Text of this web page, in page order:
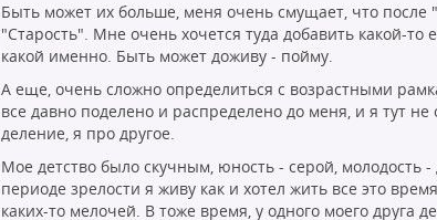
Быть может их больше, меня очень смущает, что после
"Старость". Мне очень хочется туда добавить какой-
какой именно. Быть может доживу - пойму.
А еще, очень сложно определиться с возрастными
все давно поделено и распределено до меня, и я тут
деление, я про другое.
Мое детство было скучным, юность - серой, молодость
периоде зрелости я живу как и хотел жить все это
каких-то мелочей. В тоже время, у одного моего друга